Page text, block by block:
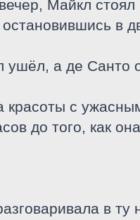
Майкл
в
а де Санто
красоты с
до того, как
в ту